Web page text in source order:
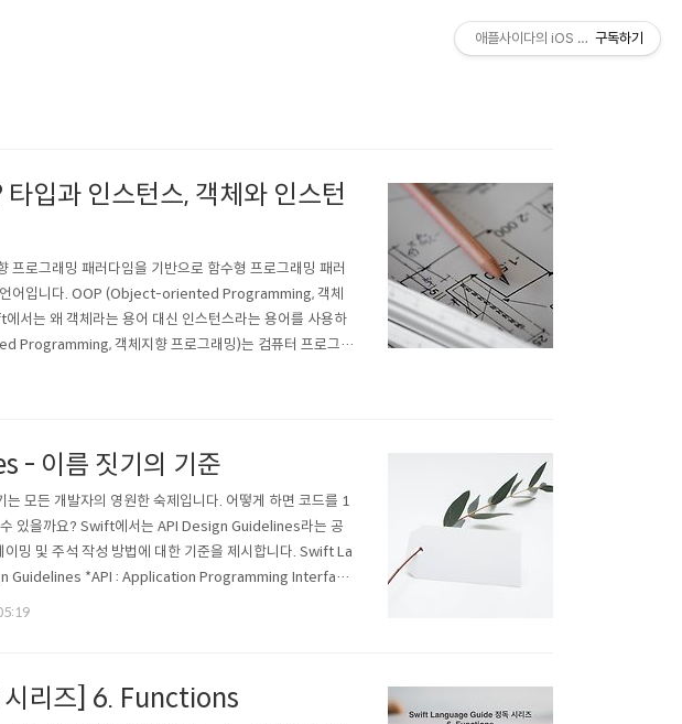
입과 인스턴스, 객체와 인스턴
로그래밍 패러다임을 기반으로 함수형 프로그래밍 패러
언어입니다. OOP (Object-oriented Programming, 객체
서는 왜 객체라는 용어 대신 인스턴스라는 용어를 사용하
Programming, 객체지향 프로그래밍)는 컴퓨터 프로그램
된 단위, 즉 "객체"들의 모임으로 파악하여, 객체 간의 상호
- 이름 짓기의 기준
모든 개발자의 영원한 숙제입니다. 어떻게 하면 코드를 1
있을까요? Swift에서는 API Design Guidelines라는 공
밍 및 주석 작성 방법에 대한 기준을 제시합니다. Swift La
Guidelines *API : Application Programming Interface
작성하는 것이 가장 중요한 목표이다. (Clarity at the poi
리즈] 6. Functions
애플사이다의 iOS 개발 일지
구독하기